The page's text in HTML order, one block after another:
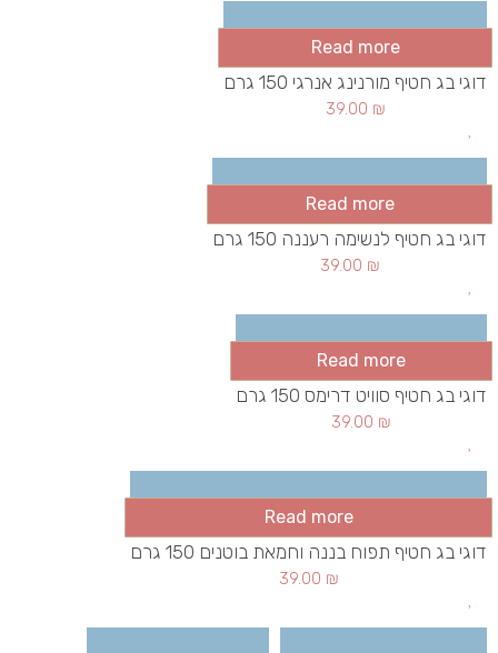
Read more
דוגי בג חטיף מורנינג אנרגי 150 גרם
39.00 ₪
Read more
דוגי בג חטיף לנשימה רעננה 150 גרם
39.00 ₪
Read more
דוגי בג חטיף סוויט דרימס 150 גרם
39.00 ₪
Read more
דוגי בג חטיף תפוח בננה וחמאת בוטנים 150 גרם
39.00 ₪